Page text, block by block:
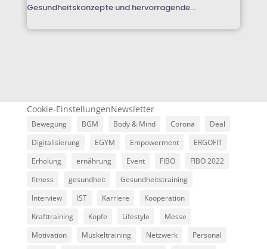
Gesundheitskonzepte und hervorragende...
Cookie-EinstellungenNewsletter
Bewegung BGM Body & Mind Corona
Deal
Digitalisierung
EGYM Empowerment
ERGOFIT
Erholung
ernährung Event FIBO
FIBO 2022
fitness
gesundheit
Gesundheitstraining
Interview
IST Karriere
Kooperation
Krafttraining
Köpfe Lifestyle
Messe
Motivation
Muskeltraining Netzwerk
Personal